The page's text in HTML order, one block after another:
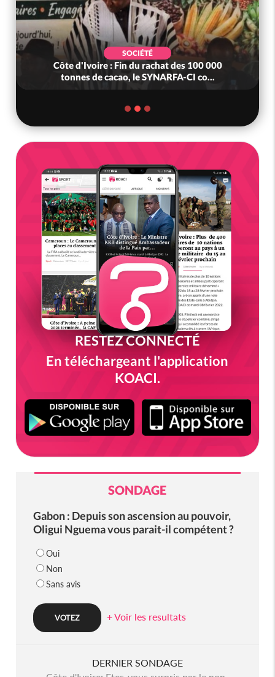
SOCIÉTÉ
Côte d'Ivoire : Fin du rachat des 100 000
tonnes de cacao, le SYNARFA-CI co...
RESTEZ CONNECTÉ
En téléchargeant l'application
KOACI.
SONDAGE
Gabon : Depuis son ascension au pouvoir,
Oligui Nguema vous parait-il compétent ?
Oui
Non
Sans avis
+ Voir les resultats
DERNIER SONDAGE